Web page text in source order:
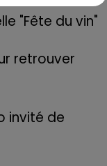
"Fête du vin"
retrouver
invité de